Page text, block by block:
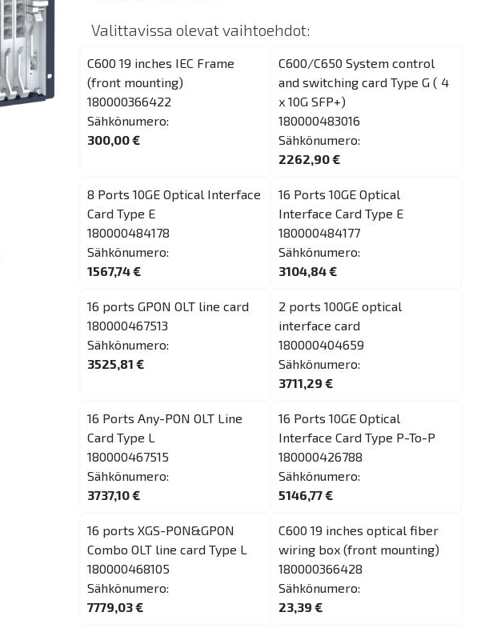
Valittavissa olevat vaihtoehdot:
C600 19 inches IEC Frame
(front mounting)
180000366422
Sähkönumero:
300,00 €
C600/C650 System control
and switching card Type G ( 4
x 10G SFP+)
180000483016
Sähkönumero:
2262,90 €
8 Ports 10GE Optical Interface
Card Type E
180000484178
Sähkönumero:
1567,74 €
16 Ports 10GE Optical
Interface Card Type E
180000484177
Sähkönumero:
3104,84 €
16 ports GPON OLT line card
180000467513
Sähkönumero:
3525,81 €
2 ports 100GE optical
interface card
180000404659
Sähkönumero:
3711,29 €
16 Ports Any-PON OLT Line
Card Type L
180000467515
Sähkönumero:
3737,10 €
16 Ports 10GE Optical
Interface Card Type P-To-P
180000426788
Sähkönumero:
5146,77 €
16 ports XGS-PON&GPON
Combo OLT line card Type L
180000468105
Sähkönumero:
7779,03 €
C600 19 inches optical fiber
wiring box (front mounting)
180000366428
Sähkönumero:
23,39 €